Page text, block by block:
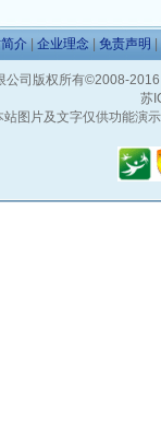
介 | 企业理念 | 免责声明 |
公司版权所有©2008-
苏
站图片及文字仅供功能演